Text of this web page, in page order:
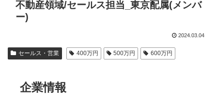
不動産領域/セールス担当_東京配属(メンバ
ー)
2024.03.04
セールス・営業 400万円 500万円 600万円
企業情報